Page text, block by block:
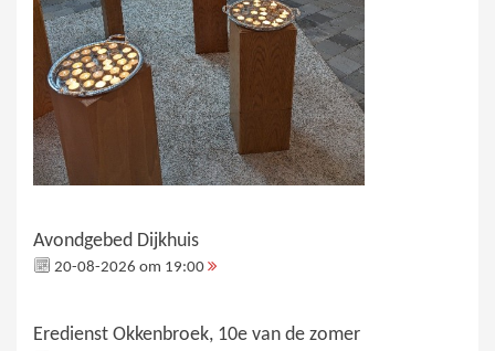
Avondgebed Dijkhuis
20-08-2026 om 19:00
Eredienst Okkenbroek, 10e van de zomer